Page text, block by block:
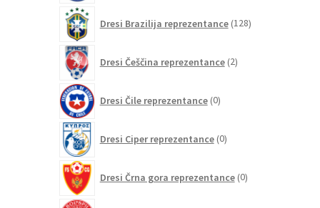
Dresi Brazilija reprezentance 128izdelkov
Dresi Češčina reprezentance 2izdelka
Dresi Čile reprezentance 0izdelkov
Dresi Ciper reprezentance 0izdelkov
Dresi Črna gora reprezentance 0izdelkov